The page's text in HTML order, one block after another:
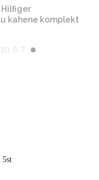
Hilfiger
kahene komplekt
6-7
5st